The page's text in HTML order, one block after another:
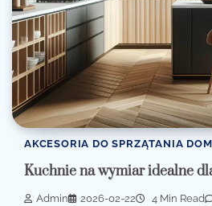
AKCESORIA DO SPRZĄTANIA
Kuchnie na wymiar idealne
Admin 2026-02-22 4 Min Read